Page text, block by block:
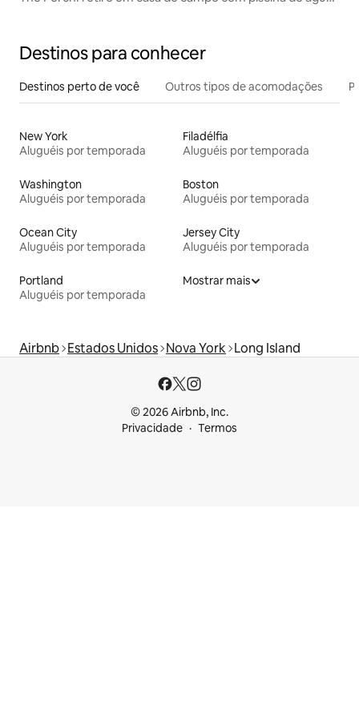
Destinos para conhecer
Destinos perto de você Outros tipos de acomodações
New York
Aluguéis por temporada
Filadélfia
Aluguéis por temporada
Washington
Aluguéis por temporada
Boston
Aluguéis por temporada
Ocean City
Aluguéis por temporada
Jersey City
Aluguéis por temporada
Portland
Aluguéis por temporada
Mostrar mais
Airbnb Estados Unidos Nova York Long Island
© 2026 Airbnb, Inc.
Privacidade
Termos